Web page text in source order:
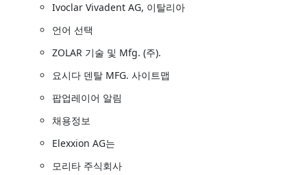
Ivoclar Vivadent AG, 이탈리아
언어 선택
ZOLAR 기술 및 Mfg. (주).
요시다 덴탈 MFG. 사이트맵
팝업레이어 알림
채용정보
Elexxion AG는
모리타 주식회사